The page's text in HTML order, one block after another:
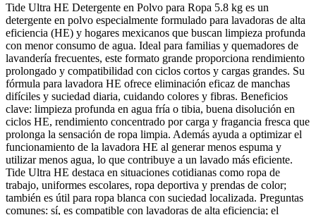
Tide Ultra HE Detergente en Polvo para Ropa 5.8 kg es un
detergente en polvo especialmente formulado para lavadoras de alta
eficiencia (HE) y hogares mexicanos que buscan limpieza profunda
con menor consumo de agua. Ideal para familias y quemadores de
lavandería frecuentes, este formato grande proporciona rendimiento
prolongado y compatibilidad con ciclos cortos y cargas grandes. Su
fórmula para lavadora HE ofrece eliminación eficaz de manchas
difíciles y suciedad diaria, cuidando colores y fibras. Beneficios
clave: limpieza profunda en agua fría o tibia, buena disolución en
ciclos HE, rendimiento concentrado por carga y fragancia fresca que
prolonga la sensación de ropa limpia. Además ayuda a optimizar el
funcionamiento de la lavadora HE al generar menos espuma y
utilizar menos agua, lo que contribuye a un lavado más eficiente.
Tide Ultra HE destaca en situaciones cotidianas como ropa de
trabajo, uniformes escolares, ropa deportiva y prendas de color;
también es útil para ropa blanca con suciedad localizada. Preguntas
comunes: sí, es compatible con lavadoras de alta eficiencia; el